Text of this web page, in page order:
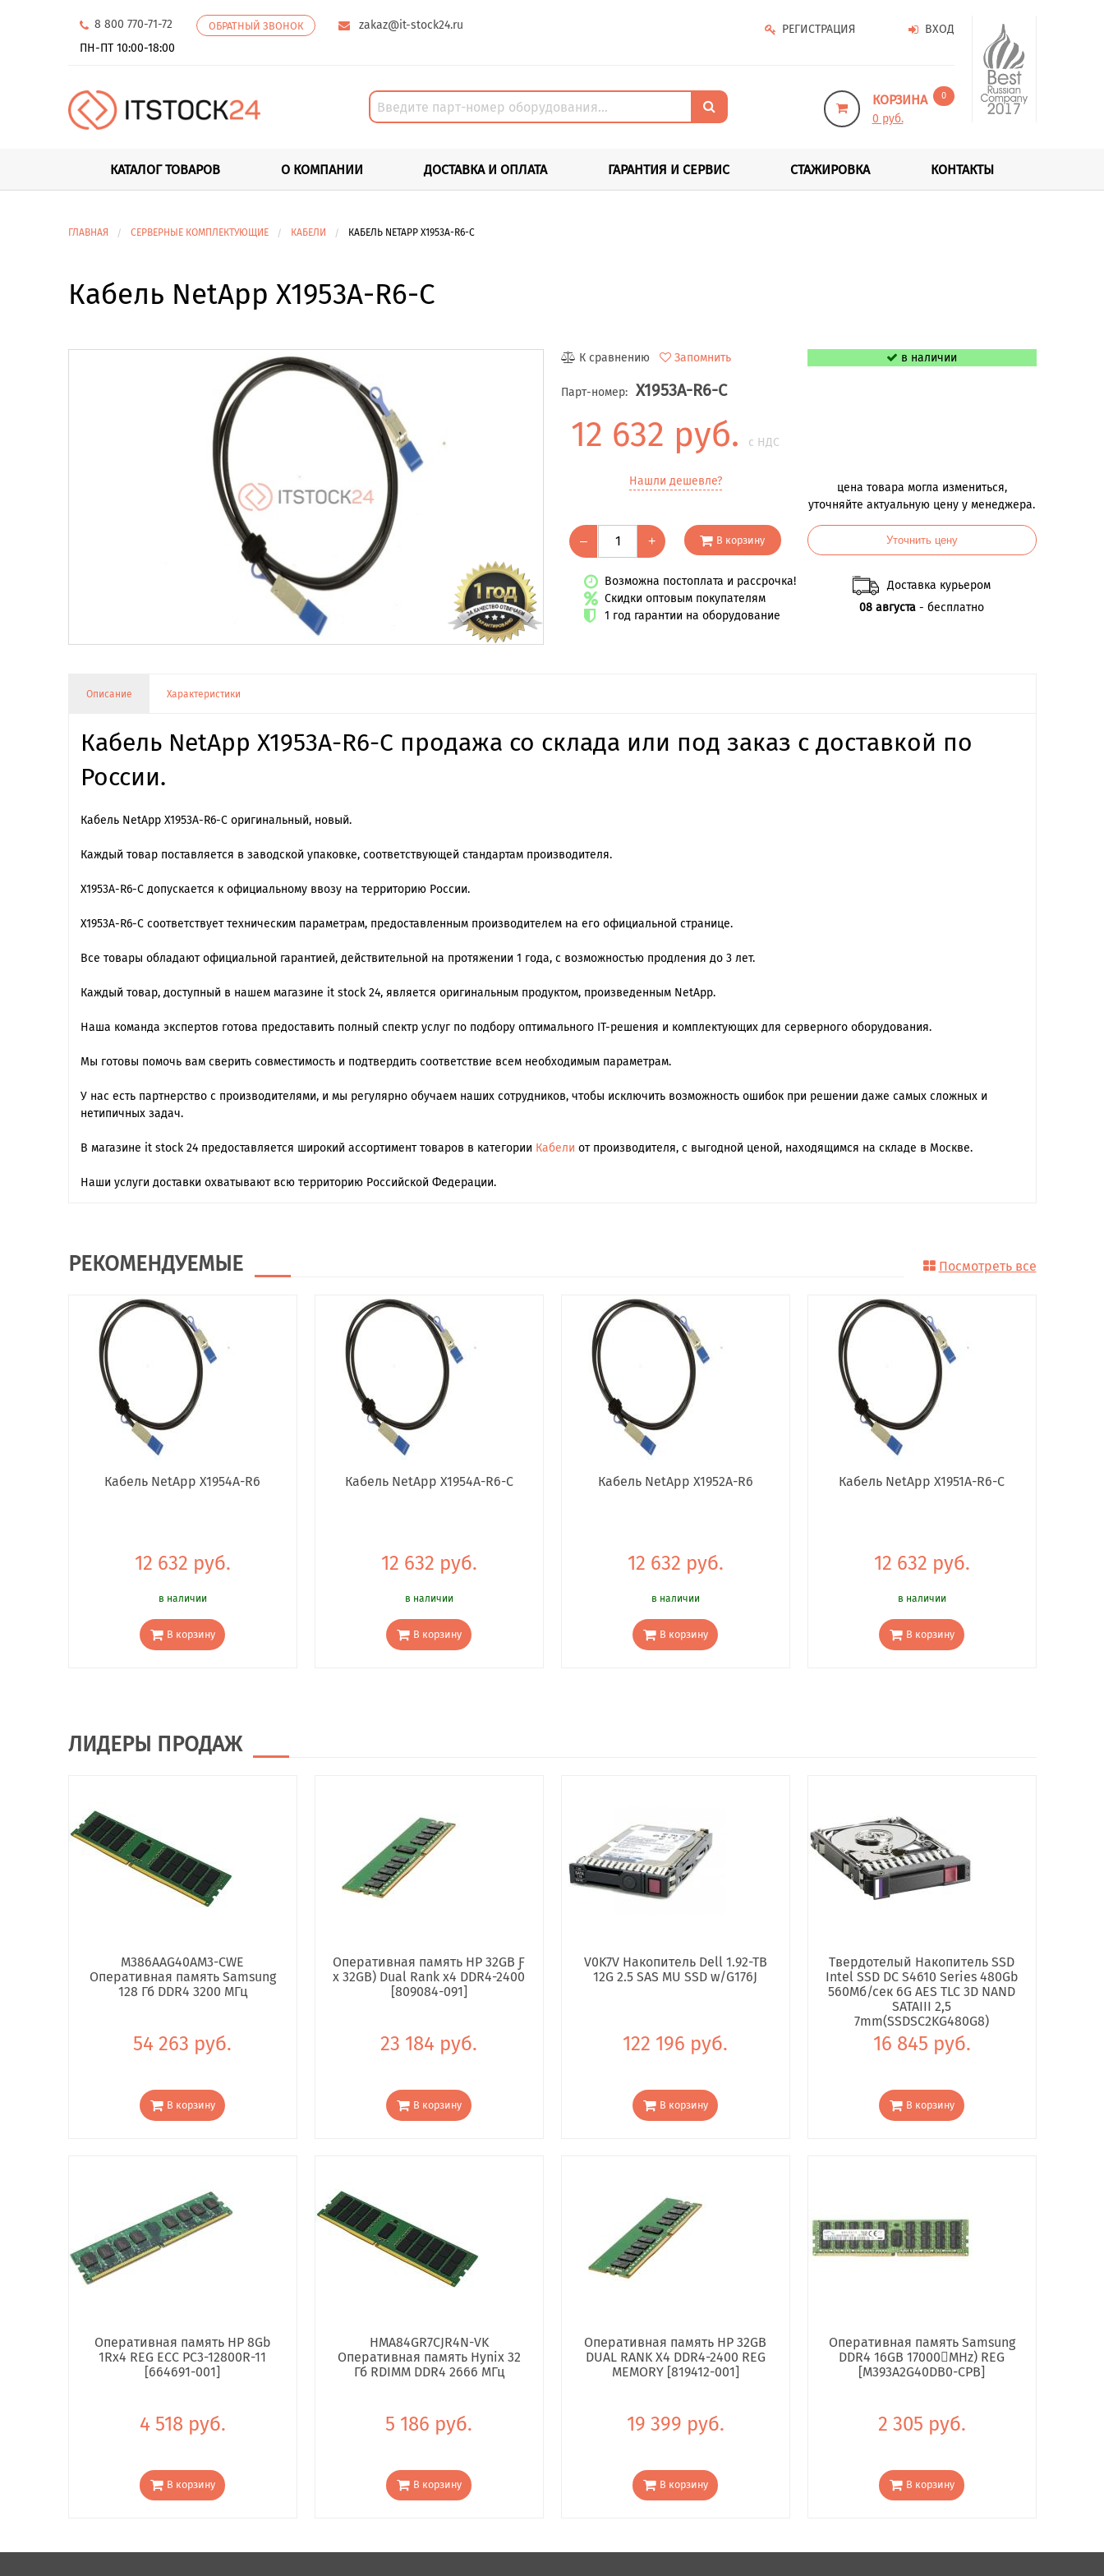
8 800 770-71-72 ОБРАТНЫЙ ЗВОНОК
zakaz@it-stock24.ru
ПН-ПТ 10:00-18:00
ВХОД
РЕГИСТРАЦИЯ
КОРЗИНА 0
0 руб.
КАТАЛОГ ТОВАРОВ О КОМПАНИИ ДОСТАВКА И ОПЛАТА ГАРАНТИЯ И СЕРВИС СТАЖИРОВКА КОНТАКТЫ
ГЛАВНАЯ СЕРВЕРНЫЕ КОМПЛЕКТУЮЩИЕ КАБЕЛИ КАБЕЛЬ NETAPP X1953A-R6-C
Кабель NetApp X1953A-R6-C
К сравнению Запомнить
Парт-номер: X1953A-R6-C
12 632 руб. с НДС
Нашли дешевле?
– + В корзину
Возможна постоплата и рассрочка!
Скидки оптовым покупателям
1 год гарантии на оборудование
в наличии
цена товара могла измениться,
уточняйте актуальную цену у менеджера.
Уточнить цену
Доставка курьером
08 августа - бесплатно
Описание Характеристики
Кабель NetApp X1953A-R6-C продажа со склада или под заказ с доставкой по
России.
Кабель NetApp X1953A-R6-C оригинальный, новый.
Каждый товар поставляется в заводской упаковке, соответствующей стандартам производителя.
X1953A-R6-C допускается к официальному ввозу на территорию России.
X1953A-R6-C cоответствует техническим параметрам, предоставленным производителем на его официальной странице.
Все товары обладают официальной гарантией, действительной на протяжении 1 года, с возможностью продления до 3 лет.
Каждый товар, доступный в нашем магазине it stock 24, является оригинальным продуктом, произведенным NetApp.
Наша команда экспертов готова предоставить полный спектр услуг по подбору оптимального IT-решения и комплектующих для серверного оборудования.
Мы готовы помочь вам сверить совместимость и подтвердить соответствие всем необходимым параметрам.
У нас есть партнерство с производителями, и мы регулярно обучаем наших сотрудников, чтобы исключить возможность ошибок при решении даже самых сложных и
нетипичных задач.
В магазине it stock 24 предоставляется широкий ассортимент товаров в категории Кабели от производителя, с выгодной ценой, находящимся на складе в Москве.
Наши услуги доставки охватывают всю территорию Российской Федерации.
РЕКОМЕНДУЕМЫЕ Посмотреть все
Кабель NetApp X1954A-R6
12 632 руб.
в наличии
В корзину
Кабель NetApp X1954A-R6-C
12 632 руб.
в наличии
В корзину
Кабель NetApp X1952A-R6
12 632 руб.
в наличии
В корзину
Кабель NetApp X1951A-R6-C
12 632 руб.
в наличии
В корзину
ЛИДЕРЫ ПРОДАЖ
M386AAG40AM3-CWE
Оперативная память Samsung
128 Гб DDR4 3200 МГц
54 263 руб.
В корзину
Оперативная память HP 32GB Ƒ
x 32GB) Dual Rank x4 DDR4-2400
[809084-091]
23 184 руб.
В корзину
V0K7V Накопитель Dell 1.92-TB
12G 2.5 SAS MU SSD w/G176J
122 196 руб.
В корзину
Твердотелый Накопитель SSD
Intel SSD DC S4610 Series 480Gb
560Мб/сек 6G AES TLC 3D NAND
SATAIII 2,5
7mm(SSDSC2KG480G8)
16 845 руб.
В корзину
Оперативная память HP 8Gb
1Rx4 REG ECC PC3-12800R-11
[664691-001]
4 518 руб.
В корзину
HMA84GR7CJR4N-VK
Оперативная память Hynix 32
Гб RDIMM DDR4 2666 МГц
5 186 руб.
В корзину
Оперативная память HP 32GB
DUAL RANK X4 DDR4-2400 REG
MEMORY [819412-001]
19 399 руб.
В корзину
Оперативная память Samsung
DDR4 16GB 17000񢋕MHz) REG
[M393A2G40DB0-CPB]
2 305 руб.
В корзину